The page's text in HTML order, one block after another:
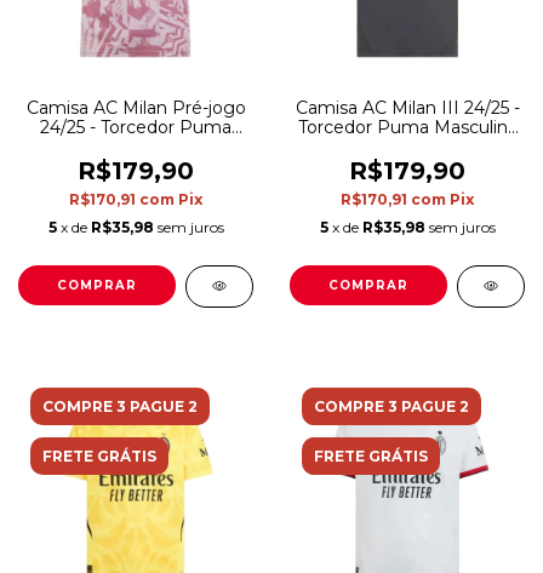
Camisa AC Milan Pré-jogo
24/25 - Torcedor Puma
R$179,90
R$170,91 com Pix
5 x de R$35,98 sem juros
COMPRAR
Camisa AC Milan III 24/25 -
Torcedor Puma Masculina
verde
R$179,90
R$170,91 com Pix
5 x de R$35,98 sem juros
COMPRAR
COMPRE 3 PAGUE 2
FRETE GRÁTIS
COMPRE 3 PAGUE 2
FRETE GRÁTIS